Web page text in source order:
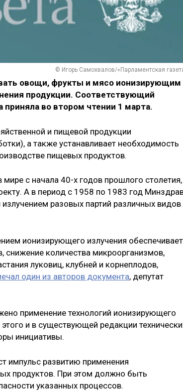
© Игорь Самохвалов/«Парламентская
овощи, фрукты и мясо ионизирующим
продукции. Соответствующий
приняла во втором чтении 1 марта.
и пищевой продукции
а также устанавливает необходимость
пищевых продуктов.
с начала 40-х годов прошлого столетия,
А в период с 1958 по 1983 год
разовых партий различных видов
ионизирующего излучения обеспечивает
снижение количества микроорганизмов,
луковиц, клубней и корнеплодов,
один из авторов документа, депутат
применение технологий ионизирующего
и в существующей редакции
инициативы.
импульс развитию применения
продуктов. При этом должно быть
указанных процессов.